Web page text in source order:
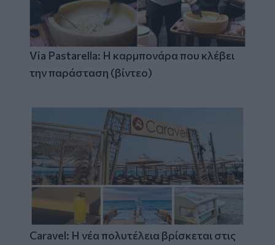
Via Pastarella: Η καρμπονάρα που κλέβει
την παράσταση (βίντεο)
Caravel: Η νέα πολυτέλεια βρίσκεται στις